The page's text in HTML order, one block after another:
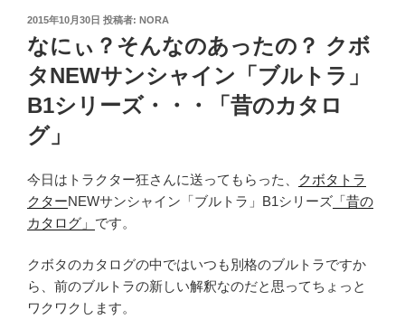
投
稿
日:
2015年10月30日 投稿者: NORA
なにぃ？そんなのあったの？ クボ
タNEWサンシャイン「ブルトラ」
B1シリーズ・・・「昔のカタロ
グ」
今日はトラクター狂さんに送ってもらった、
クボタトラ
クターNEWサンシャイン「ブルトラ」B1シリーズ 「昔の
カタログ」 です。
クボタのカタログの中ではいつも別格のブルトラですか
ら、前のブルトラの新しい解釈なのだと思ってちょっと
ワクワクします。